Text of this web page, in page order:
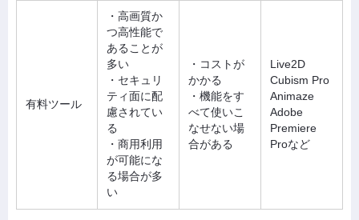
有料ツール
・高画質か
つ高性能で
あることが
多い
・セキュリ
ティ面に配
慮されてい
る
・商用利用
が可能にな
る場合が多
い
・コストが
かかる
・機能をす
べて使いこ
なせない場
合がある
Live2D
Cubism Pro
Animaze
Adobe
Premiere
Proなど